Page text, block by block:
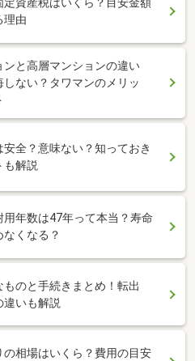
理由
ンと高層マンションの違い
しない？タワマンのメリッ
全？意味ない？知っておき
も解説
用年数は47年って本当？寿命
くなる？
のと手続きまとめ！転出
違いも解説
の相場はいくら？費用の目安